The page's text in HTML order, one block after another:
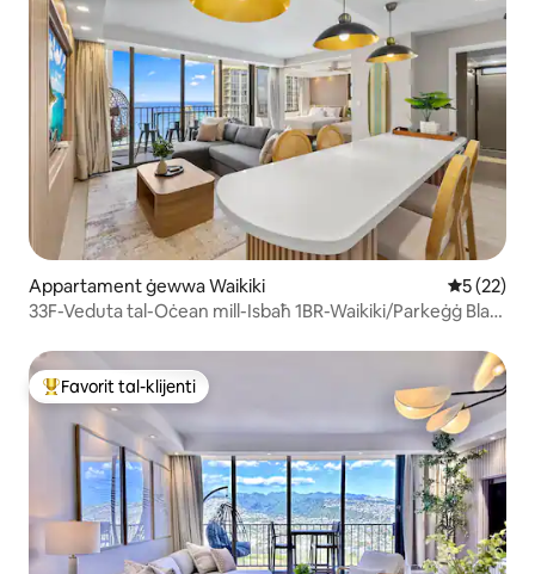
Appartament ġewwa Waikiki Rating
5 (22)
33F-Veduta tal-Oċean mill-Isbaħ 1BR-Waikiki/Parkeġġ Bla
Wieħed mill-aqwa favoriti tal-klijenti
Favorit tal-klijenti